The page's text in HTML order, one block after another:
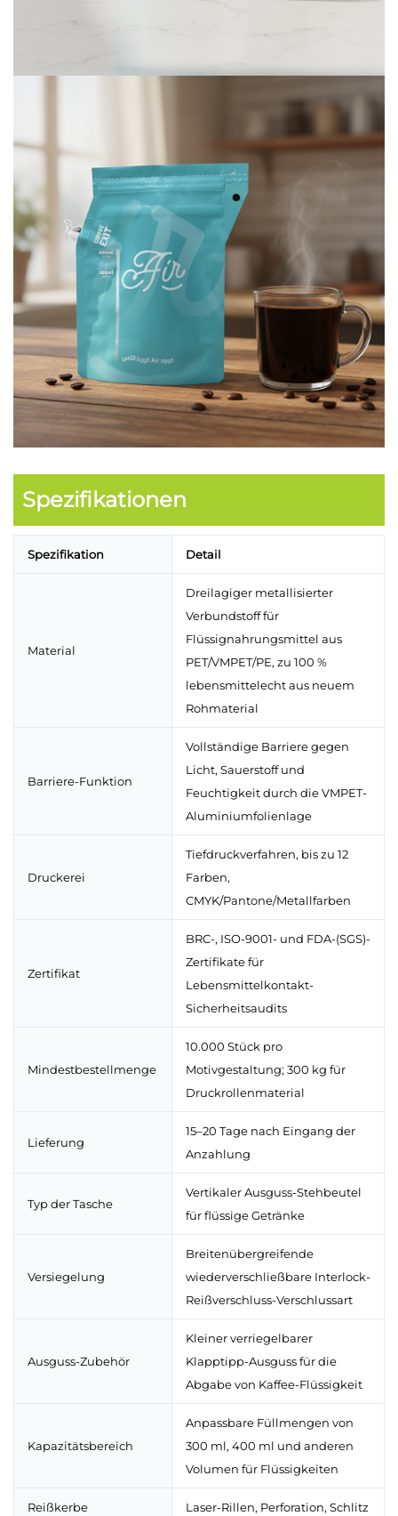
Spezifikationen
Spezifikation Detail
Material
Dreilagiger metallisierter
Verbundstoff für
Flüssignahrungsmittel aus
PET/VMPET/PE, zu 100 %
lebensmittelecht aus neuem
Rohmaterial
Barriere-Funktion
Vollständige Barriere gegen
Licht, Sauerstoff und
Feuchtigkeit durch die VMPET-
Aluminiumfolienlage
Druckerei
Tiefdruckverfahren, bis zu 12
Farben,
CMYK/Pantone/Metallfarben
Zertifikat
BRC-, ISO-9001- und FDA-(SGS)-
Zertifikate für
Lebensmittelkontakt-
Sicherheitsaudits
Mindestbestellmenge
10.000 Stück pro
Motivgestaltung; 300 kg für
Druckrollenmaterial
Lieferung
15–20 Tage nach Eingang der
Anzahlung
Typ der Tasche
Vertikaler Ausguss-Stehbeutel
für flüssige Getränke
Versiegelung
Breitenübergreifende
wiederverschließbare Interlock-
Reißverschluss-Verschlussart
Ausguss-Zubehör
Kleiner verriegelbarer
Klapptipp-Ausguss für die
Abgabe von Kaffee-Flüssigkeit
Kapazitätsbereich
Anpassbare Füllmengen von
300 ml, 400 ml und anderen
Volumen für Flüssigkeiten
Reißkerbe Laser-Rillen, Perforation, Schlitz